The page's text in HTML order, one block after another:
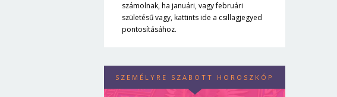
számolnak, ha januári, vagy februári
születésű vagy, kattints ide a csillagjegyed
pontosításához.
SZEMÉLYRE SZABOTT HOROSZKÓP